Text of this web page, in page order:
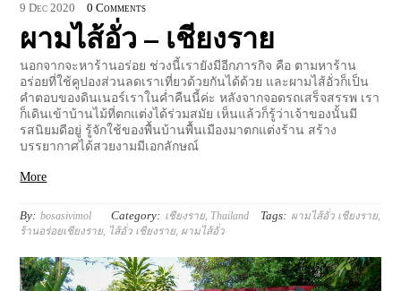
9 Dec 2020 0 Comments
ผามไส้อั่ว – เชียงราย
นอกจากจะหาร้านอร่อย ช่วงนี้เรายังมีอีกภารกิจ คือ ตามหาร้าน
อร่อยที่ใช้คูปองส่วนลดเราเที่ยวด้วยกันได้ด้วย และผามไส้อั่วก็เป็น
คำตอบของดินเนอร์เราในค่ำคืนนี้ค่ะ หลังจากจอดรถเสร็จสรรพ เรา
ก็เดินเข้าบ้านไม้ที่ตกแต่งได้ร่วมสมัย เห็นแล้วก็รู้ว่าเจ้าของนั้นมี
รสนิยมดีอยู่ รู้จักใช้ของพื้นบ้านพื้นเมืองมาตกแต่งร้าน สร้าง
บรรยากาศได้สวยงามมีเอกลักษณ์
More
By: bosasivimol Category: เชียงราย, Thailand Tags: ผามไส้อั่ว เชียงราย,
ร้านอร่อยเชียงราย, ไส้อั่ว เชียงราย, ผามไส้อั่ว